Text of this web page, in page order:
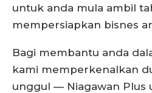
untuk anda mula ambil
mempersiapkan bisnes
Bagi membantu anda
kami memperkenalkan
unggul — Niagawan Plus